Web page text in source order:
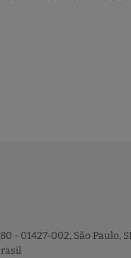
- 01427-002, São Paulo,